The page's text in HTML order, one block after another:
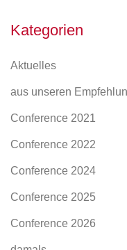
Kategorien
Aktuelles
aus unseren
Conference 2021
Conference 2022
Conference 2024
Conference 2025
Conference 2026